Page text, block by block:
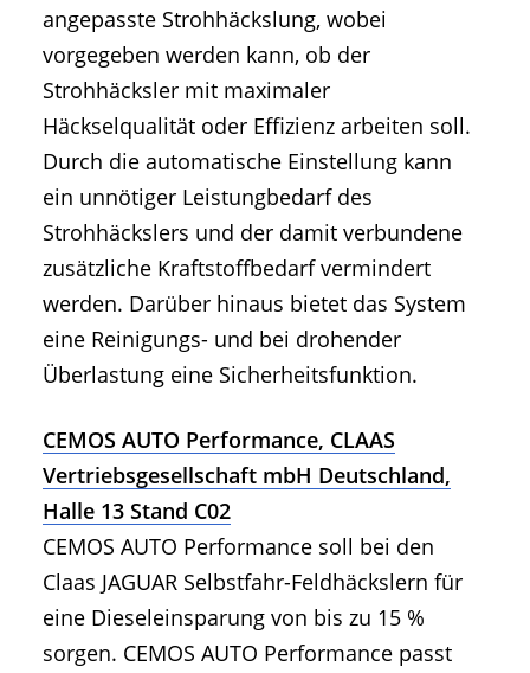
angepasste Strohhäckslung, wobei
vorgegeben werden kann, ob der
Strohhäcksler mit maximaler
Häckselqualität oder Effizienz arbeiten soll.
Durch die automatische Einstellung kann
ein unnötiger Leistungbedarf des
Strohhäckslers und der damit verbundene
zusätzliche Kraftstoffbedarf vermindert
werden. Darüber hinaus bietet das System
eine Reinigungs- und bei drohender
Überlastung eine Sicherheitsfunktion.
CEMOS AUTO Performance, CLAAS
Vertriebsgesellschaft mbH Deutschland,
Halle 13 Stand C02
CEMOS AUTO Performance soll bei den
Claas JAGUAR Selbstfahr-Feldhäckslern für
eine Dieseleinsparung von bis zu 15 %
sorgen. CEMOS AUTO Performance passt